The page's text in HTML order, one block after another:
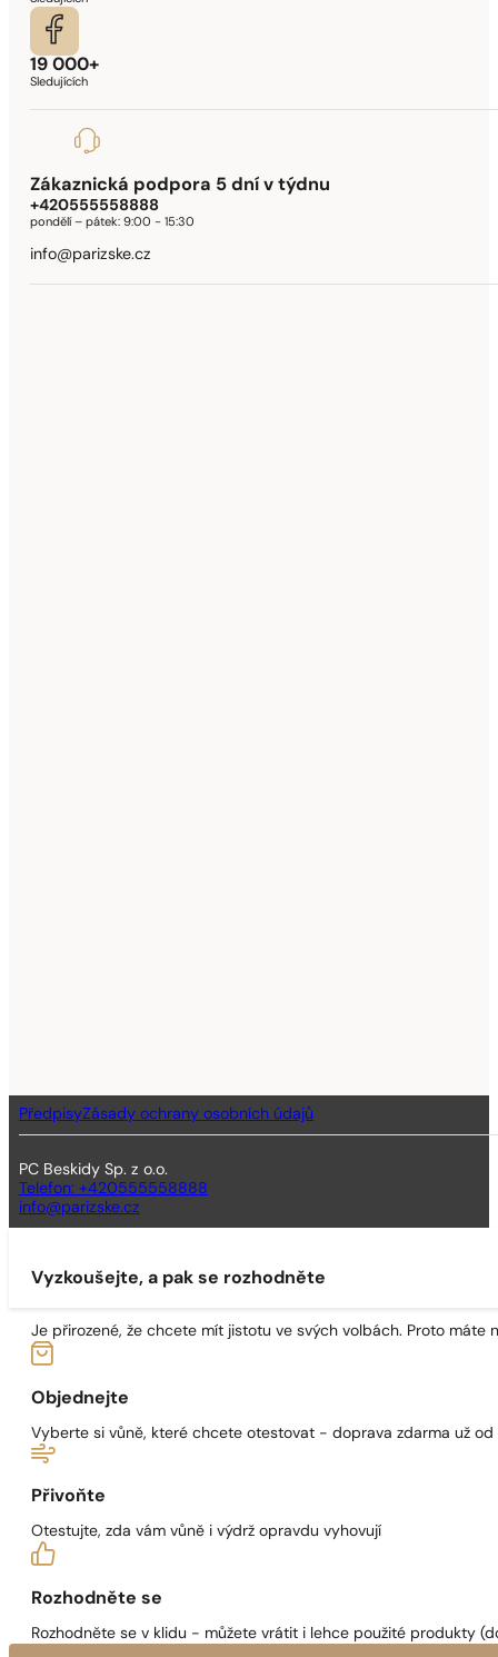
19 000+
Sledujících
Zákaznická podpora 5 dní v týdnu
+420555558888
pondělí – pátek:9:00 - 15:30
info@parizske.cz
PředpisyZásady ochrany osobních údajů
PC Beskidy Sp. z o.o.
Telefon: +420555558888
info@parizske.cz
Vyzkoušejte, a pak se rozhodněte
Je přirozené, že chcete mít jistotu ve svých volbách. Proto máte
Objednejte
Vyberte si vůně, které chcete otestovat - doprava zdarma už
Přivoňte
Otestujte, zda vám vůně i výdrž opravdu vyhovují
Rozhodněte se
Rozhodněte se v klidu - můžete vrátit i lehce použité produkty